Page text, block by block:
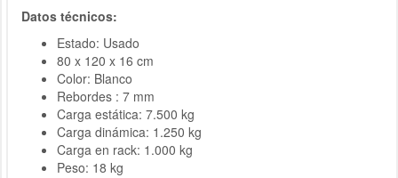
Datos técnicos:
Estado: Usado
80 x 120 x 16 cm
Color: Blanco
Rebordes : 7 mm
Carga estática: 7.500 kg
Carga dinámica: 1.250 kg
Carga en rack: 1.000 kg
Peso: 18 kg